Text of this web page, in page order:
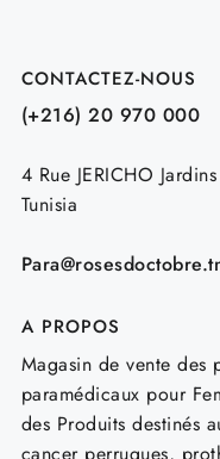
CONTACTEZ-NOUS
(+216) 20 970 000
4 Rue JERICHO
Tunisia
A PROPOS
Magasin de vente des
paramédicaux pour
des Produits destinés
cancer perruques,